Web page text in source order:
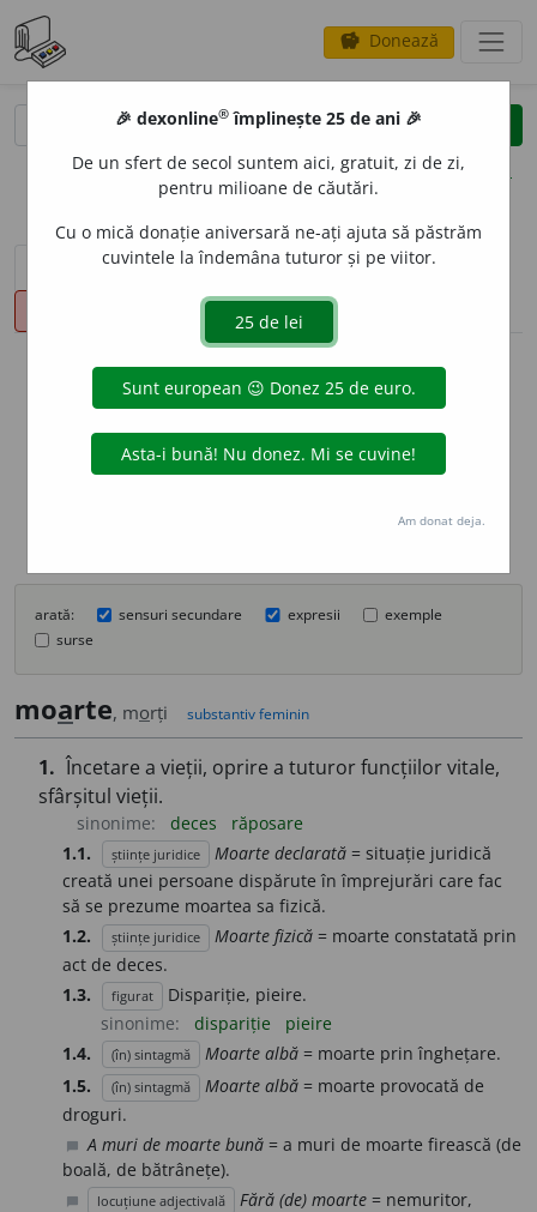
savings Donează
clear
opțiuni
sinteza definițiilor (1) definiții (54)
declinări
info
Aceste definiții sunt compilate de
echipa dexonline. Definițiile
originale se află pe filadefiniții.
Puteți reordona filele pe pagina de
arată: sensuri secundare expresii
exemple
surse
moarte, morți substantiv feminin
1. Încetare a vieții, oprire a tuturor funcțiilor vitale,
sfârșitul vieții.
sinonime: deces
răposare
1.1.
științe juridice Moarte declarată= situație juridică
creată unei persoane dispărute în împrejurări care fac
să se prezume moartea sa fizică.
1.2.
științe juridice Moarte fizică= moarte constatată prin
act de deces.
1.3.
figurat
Dispariție, pieire.
sinonime:
dispariție
pieire
1.4.
(în) sintagmă Moarte albă= moarte prin înghețare.
1.5.
(în) sintagmă Moarte albă= moarte provocată de
droguri.
A muri de moarte bună = a muri de moarte firească (de
boală, de bătrânețe).
locuțiune adjectivală Fără (de) moarte = nemuritor,
🎉 dexonline® împlinește 25 de ani 🎉
De un sfert de secol suntem aici, gratuit, zi de zi,
pentru milioane de căutări.
Cu o mică donație aniversară ne-ați ajuta să păstrăm
cuvintele la îndemâna tuturor și pe viitor.
Am donat deja.